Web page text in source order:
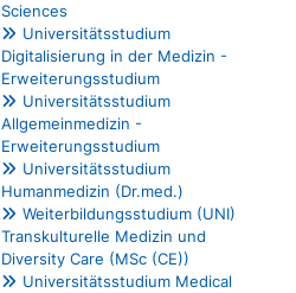
Sciences
Universitätsstudium
Digitalisierung in der Medizin -
Erweiterungsstudium
Universitätsstudium
Allgemeinmedizin -
Erweiterungsstudium
Universitätsstudium
Humanmedizin (Dr.med.)
Weiterbildungsstudium (UNI)
Transkulturelle Medizin und
Diversity Care (MSc (CE))
Universitätsstudium Medical